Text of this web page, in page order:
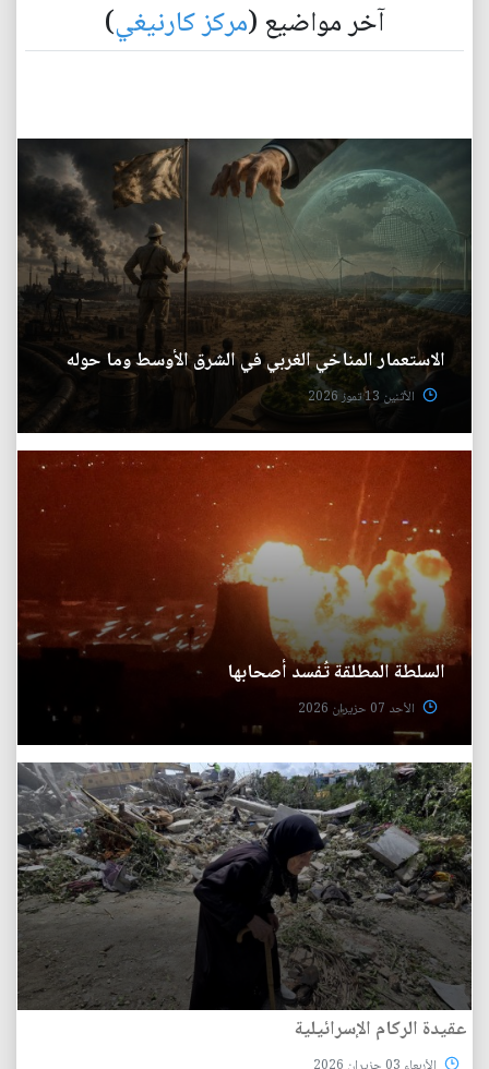
آخر مواضيع (مركز كارنيغي)
الاستعمار المناخي الغربي في الشرق الأوسط وما حوله
الأثنين 13 تموز 2026
السلطة المطلقة تُفسد أصحابها
الأحد 07 حزيران 2026
عقيدة الركام الإسرائيلية